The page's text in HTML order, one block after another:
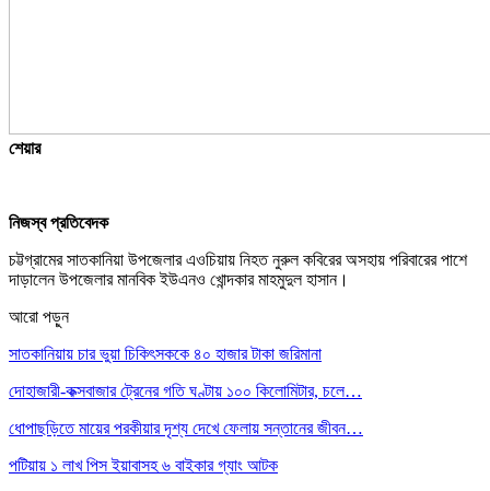
শেয়ার
নিজস্ব প্রতিবেদক
চট্টগ্রামের সাতকানিয়া উপজেলার এওচিয়ায় নিহত নুরুল কবিরের অসহায় পরিবারের পাশে
দাড়ালেন উপজেলার মানবিক ইউএনও খোন্দকার মাহমুদুল হাসান।
আরো পড়ুন
সাতকানিয়ায় চার ভুয়া চিকিৎসককে ৪০ হাজার টাকা জরিমানা
দোহাজারী-কক্সবাজার ট্রেনের গতি ঘণ্টায় ১০০ কিলোমিটার, চলে…
ধোপাছড়িতে মায়ের পরকীয়ার দৃশ্য দেখে ফেলায় সন্তানের জীবন…
পটিয়ায় ১ লাখ পিস ইয়াবাসহ ৬ বাইকার গ্যাং আটক